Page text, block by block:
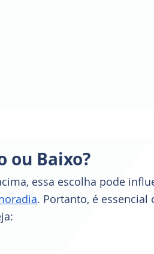
ou Baixo?
essa escolha pode
. Portanto, é